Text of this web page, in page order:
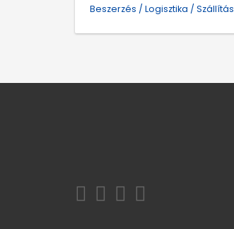
Beszerzés / Logisztika / Szállítás